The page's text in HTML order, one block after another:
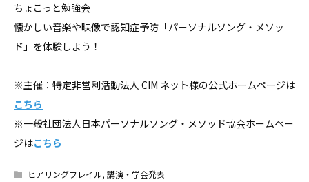
ちょこっと勉強会
懐かしい音楽や映像で認知症予防「パーソナルソング・メソッ
ド」を体験しよう！
※主催：特定非営利活動法人 CIM ネット様の公式ホームページは
こちら
※一般社団法人日本パーソナルソング・メソッド協会ホームペー
ジはこちら
ヒアリングフレイル, 講演・学会発表